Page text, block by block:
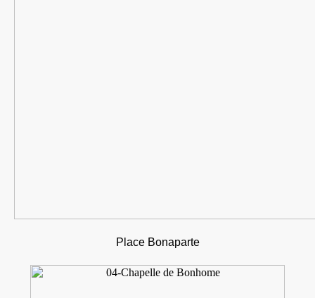
Place Bonaparte